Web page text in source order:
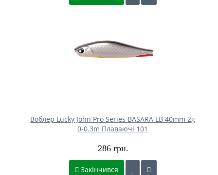
Воблер Lucky John Pro Series BASARA LB 40mm 2g
0-0.3m Плаваючі 101
286 грн.
Закінчився